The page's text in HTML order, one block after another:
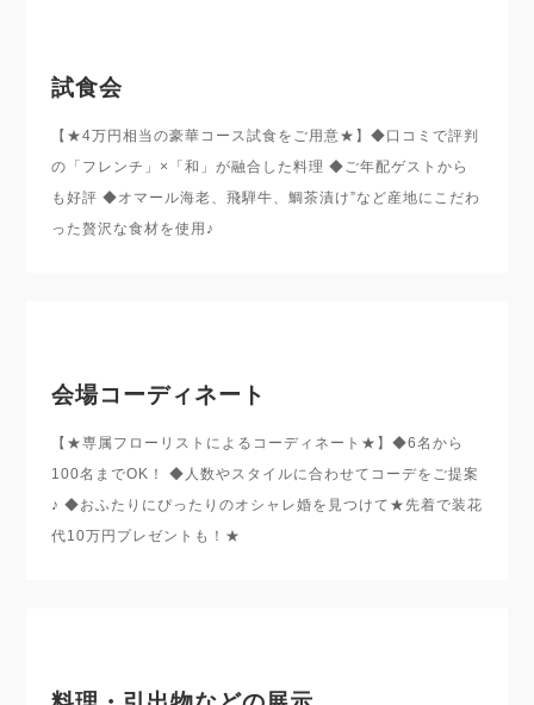
試食会
【★4万円相当の豪華コース試食をご用意★】◆口コミで評判
の「フレンチ」×「和」が融合した料理 ◆ご年配ゲストから
も好評 ◆オマール海老、飛騨牛、鯛茶漬け”など産地にこだわ
った贅沢な食材を使用♪
会場コーディネート
【★専属フローリストによるコーディネート★】◆6名から
100名までOK！ ◆人数やスタイルに合わせてコーデをご提案
♪ ◆おふたりにぴったりのオシャレ婚を見つけて★先着で装花
代10万円プレゼントも！★